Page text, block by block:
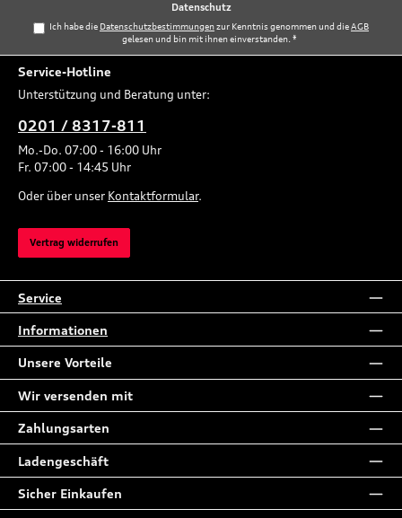
Datenschutz
Ich habe die Datenschutzbestimmungenzur Kenntnis genommen und dieAGB
gelesen und bin mit ihnen einverstanden.*
Service-Hotline
Unterstützung und Beratung unter:
0201 / 8317-811
Mo.-Do. 07:00 - 16:00 Uhr
Fr. 07:00 - 14:45 Uhr
Oder über unser Kontaktformular.
Vertrag widerrufen
Service
Informationen
Unsere Vorteile
Wir versenden mit
Zahlungsarten
Ladengeschäft
Sicher Einkaufen